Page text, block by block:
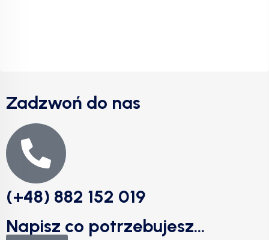
Zadzwoń do nas
(+48) 882 152 019
Napisz co potrzebujesz...